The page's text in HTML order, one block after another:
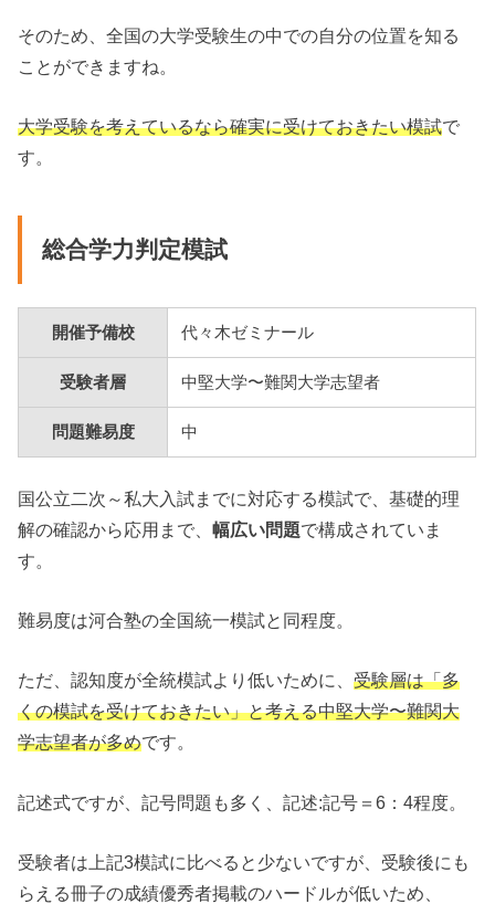
そのため、全国の大学受験生の中での自分の位置を知る
ことができますね。
大学受験を考えているなら確実に受けておきたい模試で
す。
総合学力判定模試
開催予備校 代々木ゼミナール
受験者層 中堅大学〜難関大学志望者
問題難易度 中
国公立二次～私大入試までに対応する模試で、基礎的理
解の確認から応用まで、幅広い問題で構成されていま
す。
難易度は河合塾の全国統一模試と同程度。
ただ、認知度が全統模試より低いために、受験層は「多
くの模試を受けておきたい」と考える中堅大学〜難関大
学志望者が多めです。
記述式ですが、記号問題も多く、記述:記号＝6：4程度。
受験者は上記3模試に比べると少ないですが、受験後にも
らえる冊子の成績優秀者掲載のハードルが低いため、